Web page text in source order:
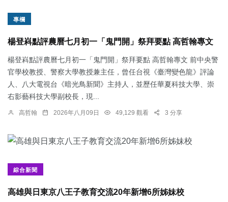
專欄
楊登嵙點評農曆七月初一「鬼門開」祭拜要點 高哲翰專文
楊登嵙點評農曆七月初一「鬼門開」祭拜要點 高哲翰專文 前中央警
官學校教授、警察大學教授兼主任，曾任台視《臺灣變色龍》評論
人、八大電視台《暗光鳥新聞》主持人，並歷任華夏科技大學、崇
右影藝科技大學副校長，現...
高哲翰 2026年八月09日 49,129 觀看 3 分享
綜合新聞
高雄與日東京八王子教育交流20年新增6所姊妹校